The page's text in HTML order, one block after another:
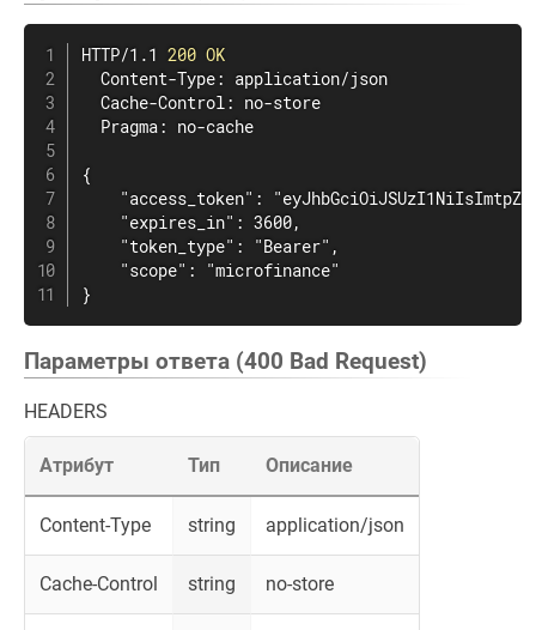
HTTP/1.1 200 OK
  Content-Type: application/json
  Cache-Control: no-store
  Pragma: no-cache
{
"access_token":
    "expires_in": 3600,
    "token_type": "Bearer",
    "scope": "microfinance"
}
Параметры ответа (400 Bad Request)
HEADERS
Атрибут Тип Описание
Content-Type string application/json
Cache-Control string no-store